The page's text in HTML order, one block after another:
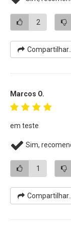
• Compatível
Baterias
Câmeras e
Câmeras FujiFilm
FinePix SL280,
Fujifilm FinePix
FinePix SL1000
Filmadoras
Filmadoras
2
Compartilhar...
Marcos O.
em teste
Sim,
1
Compartilhar...